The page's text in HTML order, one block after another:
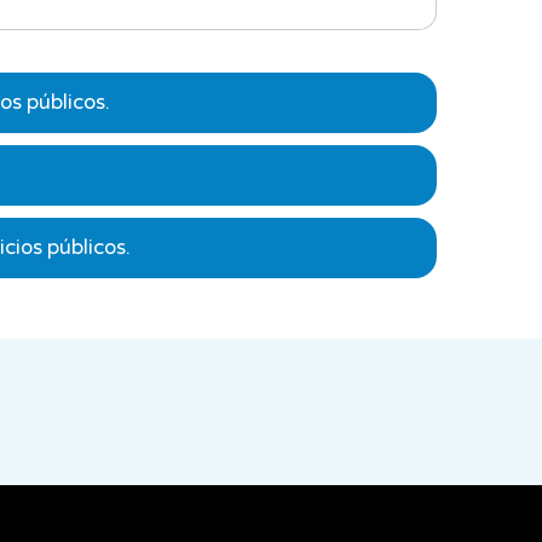
públicos.
comprendiendo cómo se aplican en
considerando normativas internacionales y
públicos.